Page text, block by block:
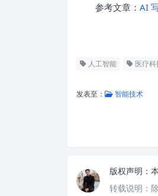
参考文章： AI
人工智能 医疗科
发表至： 智能技术
版权声明：
转载说明：